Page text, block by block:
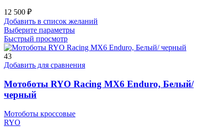
12 500 ₽
Добавить в список желаний
Выберите параметрыЭтот
имеет
вариаций.
можно
выбрать
товара.
Быстрый просмотр
43
Добавить для сравнения
Мотоботы RYO Racing MX6 Enduro, Белый/
черный
Мотоботы кроссовые
RYO